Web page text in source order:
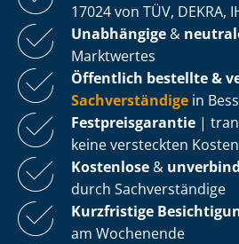
17024 von TÜV, DEKRA,
Unabhängige &
Marktwertes
Öffentlich bestellte &
Sachverständige in
Fest­preis­ga­ran­tie |
keine versteckten Kosten
Kostenlose &
durch Sachverständige
Kurzfristige
am Wochenende